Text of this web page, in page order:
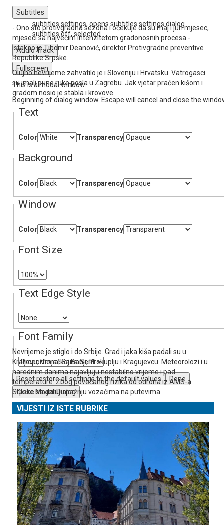
Subtitles
subtitles settings, opens subtitles settings dialog
subtitles off, selected
Audio Track
Fullscreen
This is a modal window.
Beginning of dialog window. Escape will cancel and close the
Text
Color Transparency
Background
Color Transparency
Window
Color Transparency
Font Size
Text Edge Style
Font Family
Resetrestore all settings to the default values
Done
Close Modal Dialog
End of dialog window.
- Ono što protivgradna sezona i očekuje da su maj i jun mjesec,
mjeseci sa največim intenzitetom gradonosnih procesa -
istakao je Tihomir Deanović, direktor Protivgradne preventive
Republike Srpske.
Olujno nevrijeme zahvatilo je i Sloveniju i Hrvatsku. Vatrogasci
su imali pune ruke posla u Zagrebu. Јak vjetar praćen kišom i
gradom nosio je stabla i krovove.
Nevrijeme je stiglo i do Srbije. Grad i jaka kiša padali su u
Kraljevu, Vrnjačkoj Banji, Prokuplju i Kragujevcu. Meteorolozi i u
narednim danima najavljuju nestabilno vrijeme i pad
temperature. Zbog povećanog rizika od odrona iz AMS-a
Srpske savjetuju pažnju vozačima na putevima.
VIJESTI IZ ISTE RUBRIKE